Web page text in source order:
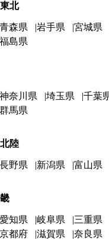
北
青森県 岩手県 宮城県
福島県
神奈川県 埼玉県 千葉
群馬県
陸
長野県 新潟県 富山県
愛知県 岐阜県 三重県
京都府 滋賀県 奈良県